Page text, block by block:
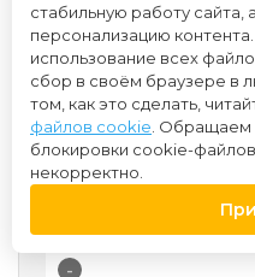
-
стабильную работу сайта,
персонализацию
использование всех
сбор в своём браузере в
том, как это сделать,
файлов cookie . Обращаем
блокировки cookie-
некорректно.